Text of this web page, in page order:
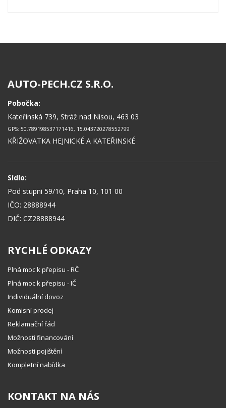
AUTO-PECH.CZ S.R.O.
Pobočka:
Kateřinská 739, Stráž nad Nisou, 463 03
GPS: 50.789198537171416, 15.043720278552799
KŘIŽOVATKA HEJNICKÉ A KATEŘINSKÉ
Sídlo:
Pod stupni 59/10, Praha 10, 101 00
IČO: 28888944
DIČ: CZ28888944
RYCHLÉ ODKAZY
Plná moc k přepisu - RČ
Plná moc k přepisu - IČ
Individuální dovoz
Komisní prodej
Reklamační řád
Možnosti financování
Možnosti pojištění
Kompletní nabídka
KONTAKT NA NÁS